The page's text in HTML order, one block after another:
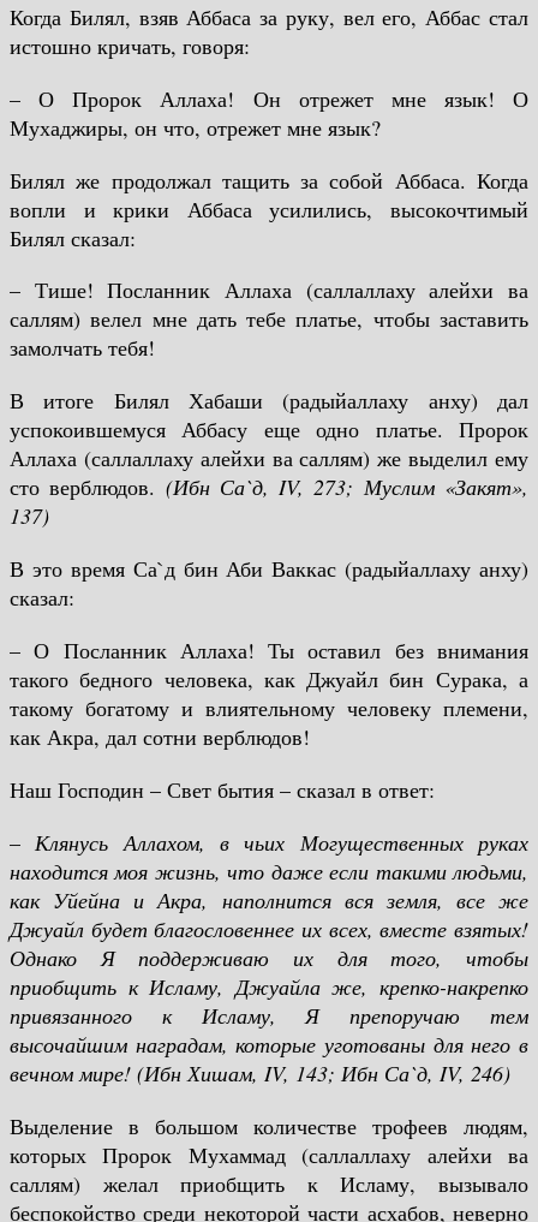
Когда Билял, взяв Аббаса за руку, вел его, Аббас стал
истошно кричать, говоря:
– О Пророк Аллаха! Он отрежет мне язык! О
Мухаджиры, он что, отрежет мне язык?
Билял же продолжал тащить за собой Аббаса. Когда
вопли и крики Аббаса усилились, высокочтимый
Билял сказал:
– Тише! Посланник Аллаха (саллаллаху алейхи ва
саллям) велел мне дать тебе платье, чтобы заставить
замолчать тебя!
В итоге Билял Хабаши (радыйаллаху анху) дал
успокоившемуся Аббасу еще одно платье. Пророк
Аллаха (саллаллаху алейхи ва саллям) же выделил ему
сто верблюдов. (Ибн Са`д,IV, 273; Муслим «Закят»,
137)
В это время Са`д бин Аби Ваккас (радыйаллаху анху)
сказал:
– О Посланник Аллаха! Ты оставил без внимания
такого бедного человека, как Джуайл бин Сурака, а
такому богатому и влиятельному человеку племени,
как Акра, дал сотни верблюдов!
Наш Господин – Свет бытия – сказал в ответ:
–Клянусь Аллахом, в чьих Могущественных руках
находится моя жизнь, что даже если такими людьми,
как Уйейна и Акра, наполнится вся земля, все же
Джуайл будет благословеннее их всех, вместе взятых!
Однако Я поддерживаю их для того, чтобы
приобщить к Исламу, Джуайла же, крепко-накрепко
привязанного к Исламу, Я препоручаю тем
высочайшим наградам, которые уготованы для него в
вечном мире! (Ибн Хишам, IV, 143; Ибн Са`д, IV, 246)
Выделение в большом количестве трофеев людям,
которых Пророк Мухаммад (саллаллаху алейхи ва
саллям) желал приобщить к Исламу, вызывало
беспокойство среди некоторой части асхабов, неверно